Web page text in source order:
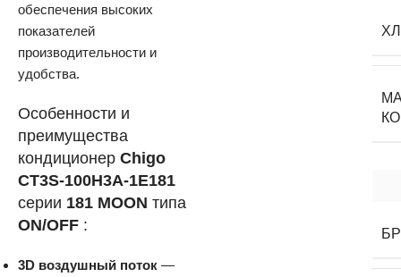
обеспечения высоких
показателей
производительности и
удобства.
Особенности и
преимущества
кондиционер Chigo
CT3S-100H3A-1E181
серии 181 MOON типа
ON/OFF :
3D воздушный поток —